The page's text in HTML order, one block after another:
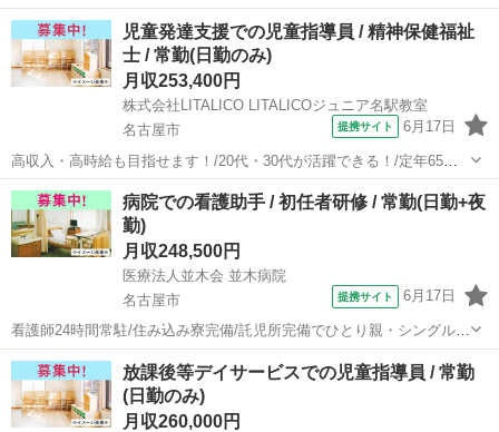
研修・実務者研修・介護福祉士)/定年65歳以上 【施設名】 株式会社
IMOM イムオム丸の内 【勤務地】 愛知県 名古屋市中区 【アクセス】
伏見(愛...
愛知 名古屋市 介護士
児童発達支援での児童指導員 / 精神保健福祉
士 / 常勤(日勤のみ)
月収253,400円
株式会社LITALICO LITALICOジュニア名駅教室
名古屋市
提携サイト 6月17日
高収入・高時給も目指せます！/20代・30代が活躍できる！/定年65歳
以上 【施設名】 株式会社LITALICO LITALICOジュニア名駅教室 【勤
務地】 愛知県 名古屋市中村区 【アクセス】 太閤通駅から徒歩4分...
愛知 名古屋市 介護士
病院での看護助手 / 初任者研修 / 常勤(日勤+夜
勤)
月収248,500円
医療法人並木会 並木病院
名古屋市
提携サイト 6月17日
看護師24時間常駐/住み込み寮完備/託児所完備でひとり親・シングルマ
ザーにもおすすめ 【施設名】 医療法人並木会 並木病院 【勤務地】 愛
知県 名古屋市天白区 【アクセス】 赤池(愛知)駅から徒歩13分 赤池
(愛知)駅...
愛知 名古屋市 介護士
放課後等デイサービスでの児童指導員 / 常勤
(日勤のみ)
月収260,000円